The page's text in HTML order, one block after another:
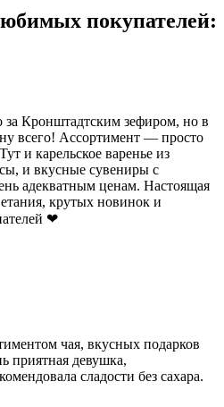
покупателей:
за Кронштадтским зефиром, но в
всего! Ассортимент — просто
и карельское варенье из
и вкусные сувениры с
адекватным ценам. Настоящая
крутых новинок и
❤
чая, вкусных подарков
приятная девушка,
сладости без сахара.